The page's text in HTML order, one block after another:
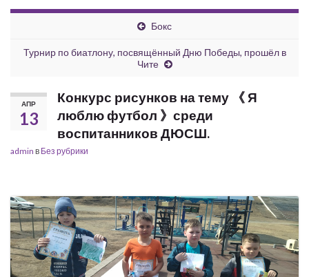
Бокс
Турнир по биатлону, посвящённый Дню Победы, прошёл в
Чите
АПР
13
Конкурс рисунков на тему 《 Я
люблю футбол 》среди
воспитанников ДЮСШ.
admin в Без рубрики